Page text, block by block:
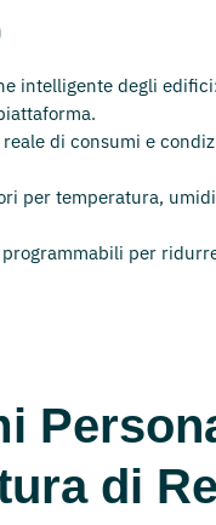
intelligente degli
di consumi e
per temperatura,
per
di